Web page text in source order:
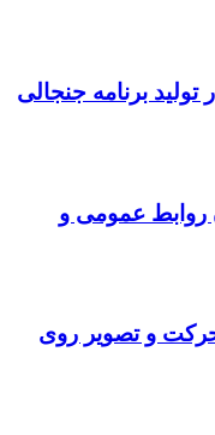
برنامه جنجالی
روابط عمومی و
حرکت و تصویر روی